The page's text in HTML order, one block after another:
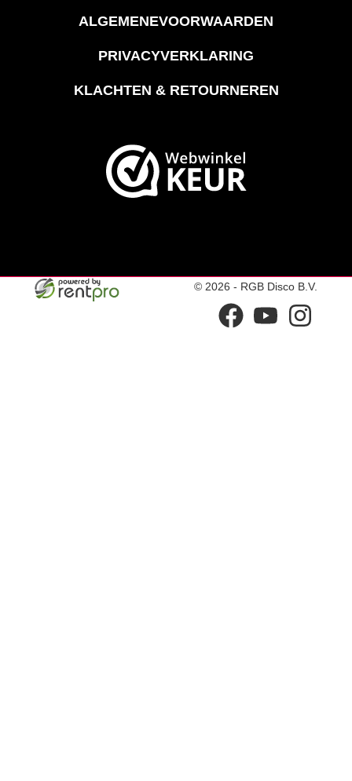
ALGEMENEVOORWAARDEN
PRIVACYVERKLARING
KLACHTEN & RETOURNEREN
© 2026 - RGB Disco B.V.
facebookyoutube instagram